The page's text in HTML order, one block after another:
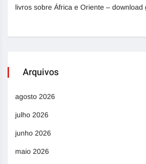
livros sobre África e Oriente – download
Arquivos
agosto 2026
julho 2026
junho 2026
maio 2026